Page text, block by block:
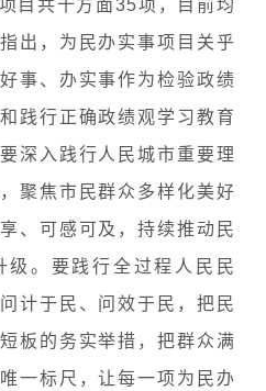
目共十方面35项，目前均
出，为民办实事项目关乎
事、办实事作为检验政绩
践行正确政绩观学习教育
深入践行人民城市重要理
聚焦市民群众多样化美好
、可感可及，持续推动民
级。要践行全过程人民民
计于民、问效于民，把民
板的务实举措，把群众满
一标尺，让每一项为民办